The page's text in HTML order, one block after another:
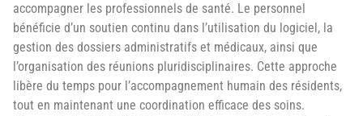
accompagner les professionnels de santé. Le personnel
bénéficie d’un soutien continu dans l’utilisation du logiciel, la
gestion des dossiers administratifs et médicaux, ainsi que
l’organisation des réunions pluridisciplinaires. Cette approche
libère du temps pour l’accompagnement humain des résidents,
tout en maintenant une coordination efficace des soins.